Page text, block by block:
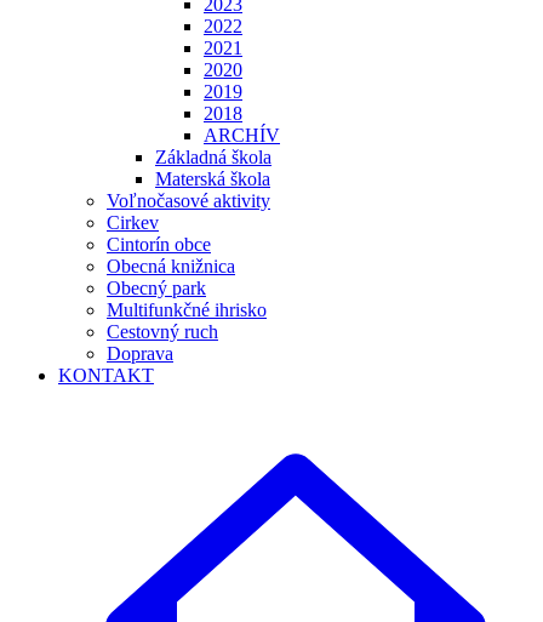
2022
2021
2020
2019
2018
ARCHÍV
Základná škola
Materská škola
Voľnočasové aktivity
Cirkev
Cintorín obce
Obecná knižnica
Obecný park
Multifunkčné ihrisko
Cestovný ruch
Doprava
KONTAKT